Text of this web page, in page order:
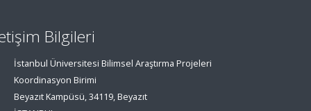
Bilgileri
İstanbul Üniversitesi Bilimsel Araştırma Projeleri
Koordinasyon Birimi
Beyazıt Kampüsü, 34119, Beyazıt